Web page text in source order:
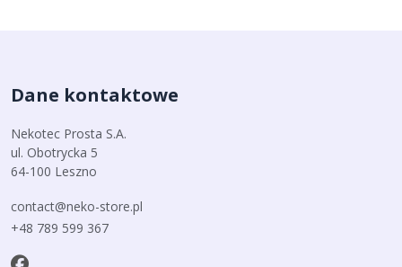
Dane kontaktowe
Nekotec Prosta S.A.
ul. Obotrycka 5
64-100 Leszno
contact@neko-store.pl
+48 789 599 367